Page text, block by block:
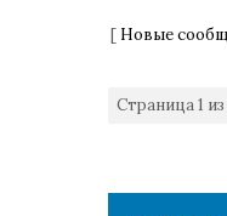
[ Новые
Страница1 из